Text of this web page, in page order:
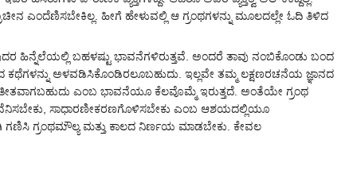
ಎಂದೆಣಿಸಬೇಕಿಲ್ಲ. ಹೀಗೆ ಹೇಳುವಲ್ಲಿ ಆ ಗ್ರಂಥಗಳನ್ನು ಮೂಲದಲ್ಲೇ ಓದಿ ತಿಳಿದ
ಹಿನ್ನೆಲೆಯಲ್ಲಿ ಬಹಳಷ್ಟು ಭಾವನೆಗಳಿರುತ್ತವೆ. ಅಂದರೆ ತಾವು ನಂಬಿಕೊಂಡು ಬಂದ
ಅಳವಡಿಸಿಕೊಂಡಿರಲೂಬಹುದು. ಇಲ್ಲವೇ ತಮ್ಮ ಲಕ್ಷಣರಚನೆಯ ಜ್ಞಾನದ
ಎಂಬ ಭಾವನೆಯೂ ಕೆಲವೊಮ್ಮೆ ಇರುತ್ತದೆ. ಅಂತೆಯೇ ಗ್ರಂಥ
ಸಾಧಾರಣೀಕರಣಗೊಳಿಸಬೇಕು ಎಂಬ ಆಶಯದಲ್ಲಿಯೂ
ಗಣಿಸಿ ಗ್ರಂಥಮೌಲ್ಯ ಮತ್ತು ಕಾಲದ ನಿರ್ಣಯ ಮಾಡಬೇಕು. ಕೇವಲ